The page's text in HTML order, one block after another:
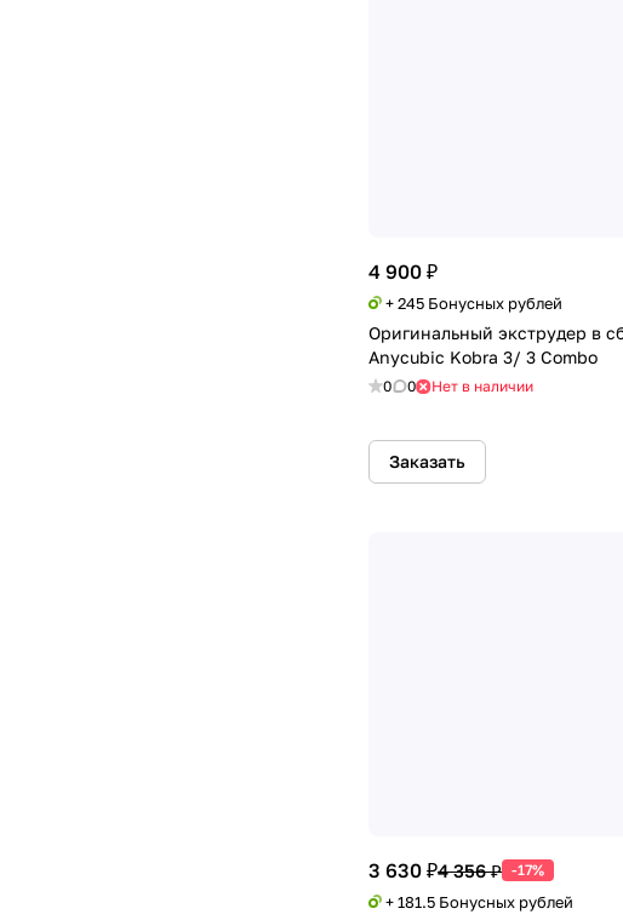
4 900 ₽
+ 245 Бонусных рублей
Оригинальный экструдер в
Anycubic Kobra 3/ 3 Combo
0 0 Нет в наличии
Заказать
3 630 ₽4 356 ₽ -17%
+ 181.5 Бонусных рублей